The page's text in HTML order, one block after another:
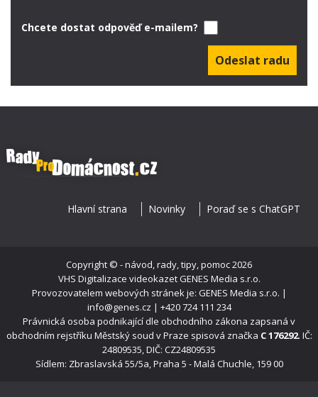
Chcete dostat odpověď e-mailem?
Hlavní strana Novinky Poraď se s ChatGPT
Copyright © - návod, rady, tipy, pomoc2026
VHS Digitalizace videokazetGENES Media s.r.o.
Provozovatelem webových stránek je: GENES Media s.r.o. |
info@genes.cz | +420 724 111 234
Právnická osoba podnikající dle obchodního zákona zapsaná v
obchodním rejstříku Městský soud v Praze spisová značka C 176292. IČ:
24809535, DIČ: CZ24809535
Sídlem: Zbraslavská 55/5a, Praha 5 - Malá Chuchle, 159 00